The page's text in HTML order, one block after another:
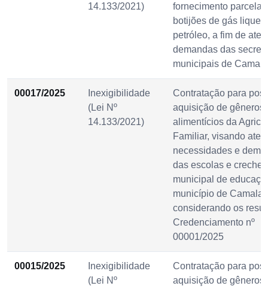
14.133/2021)
fornecimento
botijões de gás
petróleo, a fim de
demandas das
municipais de
00017/2025
Inexigibilidade
(Lei Nº
14.133/2021)
Contratação para
aquisição de gêneros
alimentícios da
Familiar, visando
necessidades e
das escolas e
municipal de
município de
considerando os
Credenciamento nº
00001/2025
00015/2025
Inexigibilidade
(Lei Nº
Contratação para
aquisição de gêneros